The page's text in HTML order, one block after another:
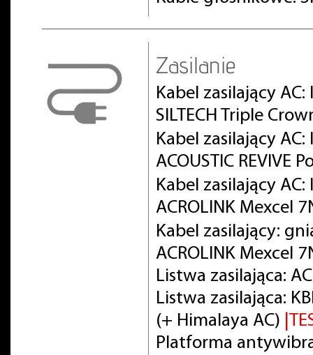
Zasilanie
Kabel zasilający
SILTECH Triple
Kabel zasilający
ACOUSTIC REVIVE
Kabel zasilający
ACROLINK Mexcel
Kabel zasilający:
ACROLINK Mexcel
Listwa zasilająca:
Listwa zasilająca:
(+ Himalaya AC)
Platforma